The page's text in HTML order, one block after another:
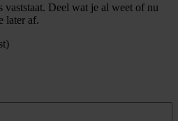
vaststaat. Deel wat je al weet of nu
later af.